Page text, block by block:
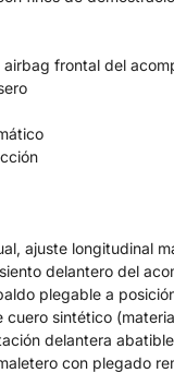
frontal del
ajuste longitudinal
delantero del
plegable a
sintético
delantera
con plegado